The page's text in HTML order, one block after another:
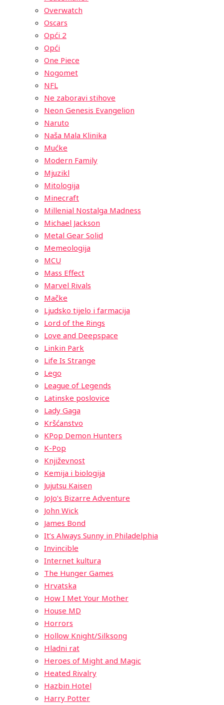
Overwatch
Oscars
Opći 2
Opći
One Piece
Nogomet
NFL
Ne zaboravi stihove
Neon Genesis Evangelion
Naruto
Naša Mala Klinika
Mućke
Modern Family
Mjuzikl
Mitologija
Minecraft
Millenial Nostalga Madness
Michael Jackson
Metal Gear Solid
Memeologija
MCU
Mass Effect
Marvel Rivals
Mačke
Ljudsko tijelo i farmacija
Lord of the Rings
Love and Deepspace
Linkin Park
Life Is Strange
Lego
League of Legends
Latinske poslovice
Lady Gaga
Kršćanstvo
KPop Demon Hunters
K-Pop
Književnost
Kemija i biologija
Jujutsu Kaisen
JoJo’s Bizarre Adventure
John Wick
James Bond
It’s Always Sunny in Philadelphia
Invincible
Internet kultura
The Hunger Games
Hrvatska
How I Met Your Mother
House MD
Horrors
Hollow Knight/Silksong
Hladni rat
Heroes of Might and Magic
Heated Rivalry
Hazbin Hotel
Harry Potter